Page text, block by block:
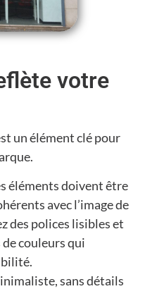
votre
un élément clé pour
éléments doivent être
avec l’image de
des polices lisibles et
couleurs qui
sans détails